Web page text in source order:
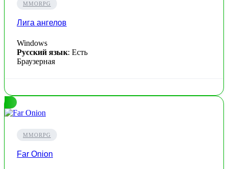
MMORPG
Лига ангелов
Windows
Русский язык: Есть
Браузерная
MMORPG
Far Onion